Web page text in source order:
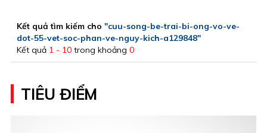
Kết quả tìm kiếm cho "cuu-song-be-trai-bi-ong-vo-ve-
dot-55-vet-soc-phan-ve-nguy-kich-a129848"
Kết quả 1 - 10 trong khoảng 0
TIÊU ĐIỂM